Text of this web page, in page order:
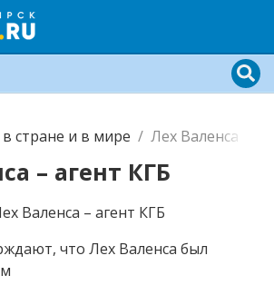
стране и в мире Лех Валенса –
– агент КГБ
что Лех Валенса был